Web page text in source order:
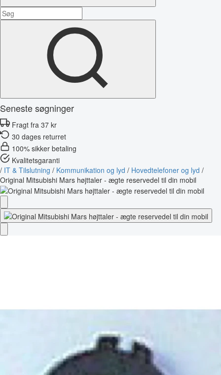
Seneste søgninger
Fragt fra 37 kr
30 dages returret
100% sikker betaling
Kvalitetsgaranti
/ IT & Tilslutning / Kommunikation og lyd / Hovedtelefoner og lyd /
Original Mitsubishi Mars højttaler - ægte reservedel til din mobil